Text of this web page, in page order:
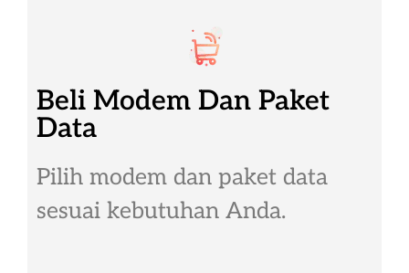
Beli Modem Dan Paket
Data
Pilih modem dan paket data
sesuai kebutuhan Anda.